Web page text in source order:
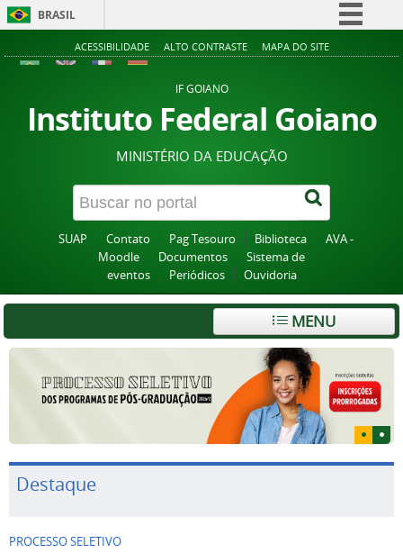
BRASIL
Simplifique!
Acesso à informação
Legislação
Canais
ACESSIBILIDADE ALTO CONTRASTE MAPA DO SITE
IF GOIANO
Instituto Federal Goiano
MINISTÉRIO DA EDUCAÇÃO
SUAP Contato Pag Tesouro Biblioteca
AVA -
Moodle
Documentos
Sistema de
eventos
Periódicos Ouvidoria
MENU
Destaque
PROCESSO SELETIVO